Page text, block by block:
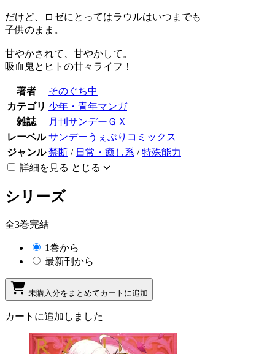
だけど、ロゼにとってはラウルはいつまでも
子供のまま。
甘やかされて、甘やかして。
吸血鬼とヒトの甘々ライフ！
著者
そのぐち中
カテゴリ 少年・青年マンガ
雑誌
月刊サンデーＧＸ
レーベル サンデーうぇぶりコミックス
ジャンル 禁断 / 日常・癒し系 /特殊能力
詳細を見る とじる
シリーズ
全3巻完結
1巻から
最新刊から
未購入分をまとめてカートに追加
カートに追加しました